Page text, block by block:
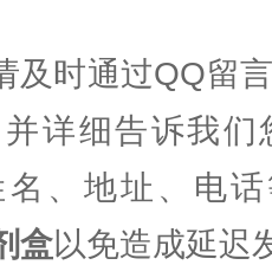
及时通过QQ留
详细告诉我
、地址、电
盒以免造成延迟